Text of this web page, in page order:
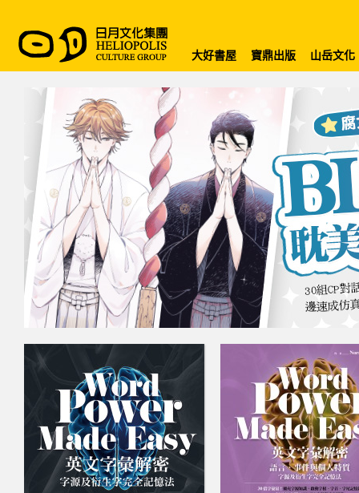
大好書屋 寶鼎出版 山岳文化